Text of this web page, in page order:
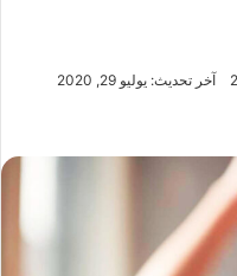
آخر تحديث: يوليو 29, 2020